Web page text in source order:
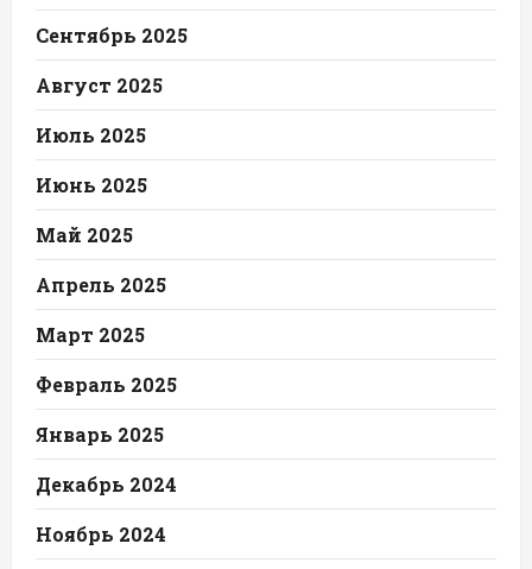
Сентябрь 2025
Август 2025
Июль 2025
Июнь 2025
Май 2025
Апрель 2025
Март 2025
Февраль 2025
Январь 2025
Декабрь 2024
Ноябрь 2024